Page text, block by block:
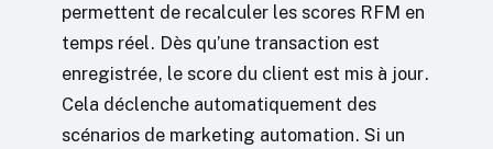
permettent de recalculer les scores RFM en
temps réel. Dès qu’une transaction est
enregistrée, le score du client est mis à jour.
Cela déclenche automatiquement des
scénarios de marketing automation. Si un